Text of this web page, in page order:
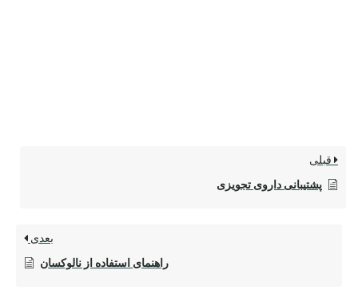
قبلی
پشتیبانی داروی تجویزی
بعدی
راهنمای استفاده از نالوکسان